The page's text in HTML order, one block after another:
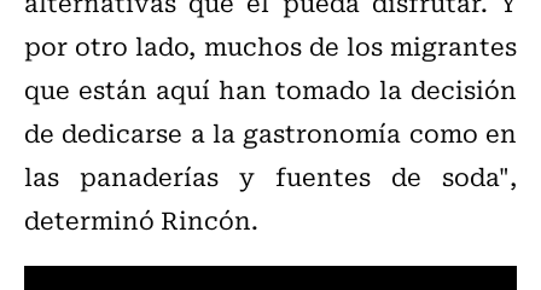
por otro lado, muchos de los migrantes
que están aquí han tomado la decisión
de dedicarse a la gastronomía como en
las panaderías y fuentes de soda",
determinó Rincón.